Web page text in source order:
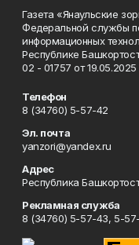
Газета «Янаульские
Федеральной службы
информационных
Республике
02 - 01757 от 19.05.2025
Телефон
8 (34760) 5-57-42
Эл. почта
yanzori@yandex.ru
Адрес
Республика
Рекламная служба
8 (34760) 5-57-43, 5-